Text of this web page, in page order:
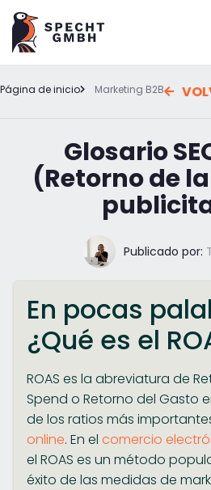
Página de inicio Marketing B2B
Glosario
(Retorno de
Publicado por:
En pocas
¿Qué es el
ROAS es la abreviatura de
Spend o Retorno del Gasto
de los ratios más
online. En el comercio
el ROAS es un método
éxito de las medidas de